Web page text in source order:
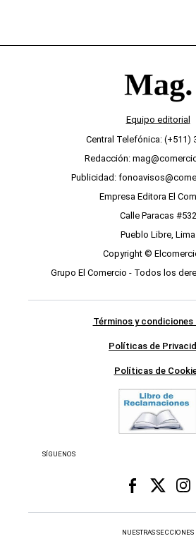
Equipo editorial
Central Telefónica: (+511)
Redacción:
Publicidad:
Empresa Editora El
Calle Paracas #532
Pueblo Libre, Lima
Copyright ©
Grupo El Comercio - Todos los
Términos y condiciones
Políticas de
Políticas de
SÍGUENOS
NUESTRAS SECCIONES